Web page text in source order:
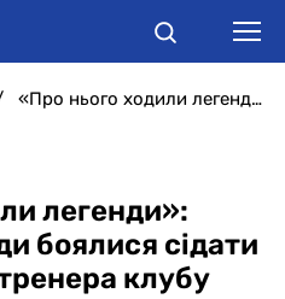
«Про нього ходили легенди»: відомо, чому люди боялися сідати в автомобіль до тренера клубу УПЛ
легенди»:
боялися сідати
клубу